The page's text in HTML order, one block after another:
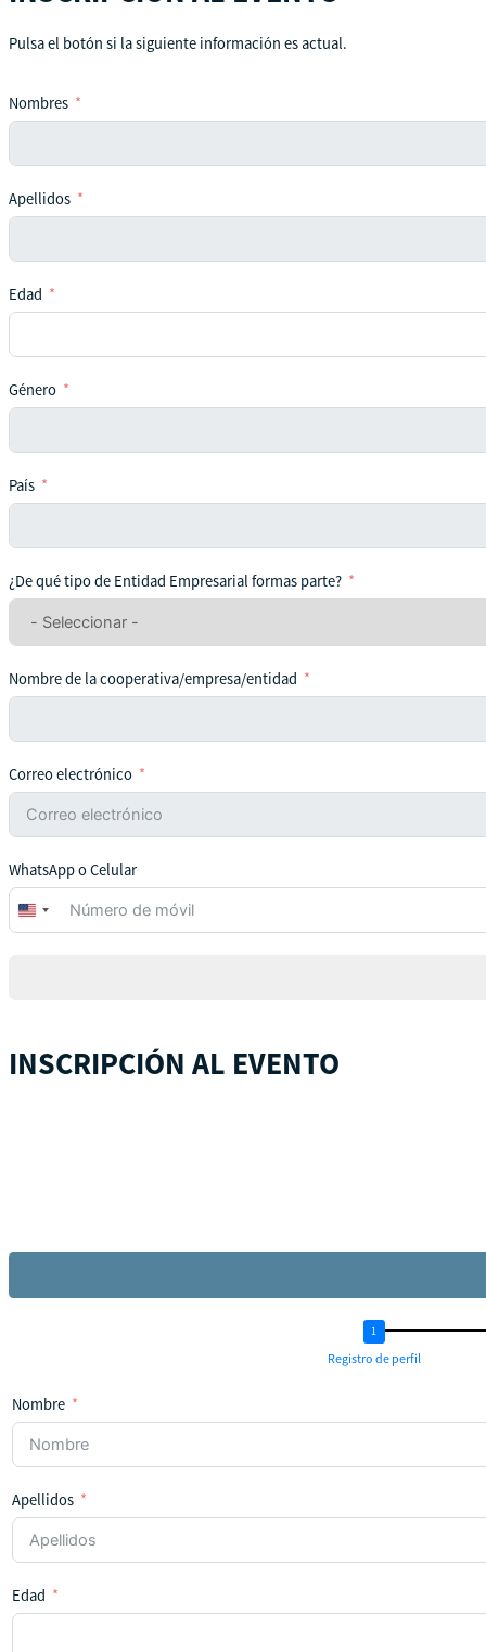
Pulsa el botón si la siguiente información es actual.
Nombres
Apellidos
Edad
Género
País
¿De qué tipo de Entidad Empresarial formas parte?
Nombre de la cooperativa/empresa/entidad
Correo electrónico
WhatsApp o Celular
United
States
INSCRIPCIÓN AL EVENTO
Registro de perfil
Nombre
Apellidos
Edad